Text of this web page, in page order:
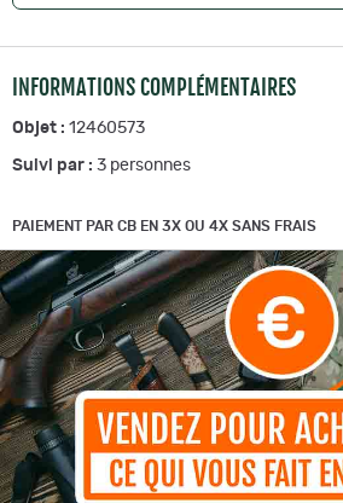
INFORMATIONS COMPLÉMENTAIRES
Objet : 12460573
Suivi par : 3 personnes
PAIEMENT PAR CB EN 3X OU 4X SANS FRAIS